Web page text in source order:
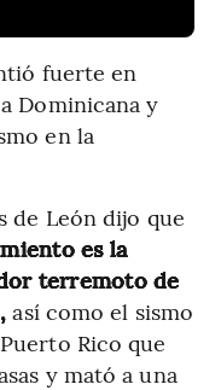
fuerte en
Dominicana y
en la
de León dijo que
es la
terremoto de
así como el sismo
Rico que
y mató a una